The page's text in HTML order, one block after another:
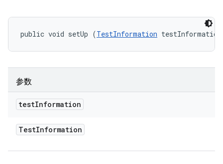
public void setUp (TestInformation
参数
testInformation
TestInformation